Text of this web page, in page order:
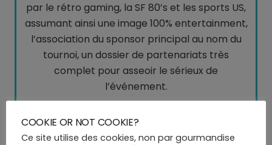
par le rétro gaming, la SF 80’s et les sports US,
assumant ainsi une image 100% entertainment,
l’association du sponsor principal au nom du
tournoi, un dossier de partenariats très
complet pour asseoir le sérieux de
l’événement.
de la Sport Saber League
COOKIE OR NOT COOKIE?
Ce site utilise des cookies, non par gourmandise